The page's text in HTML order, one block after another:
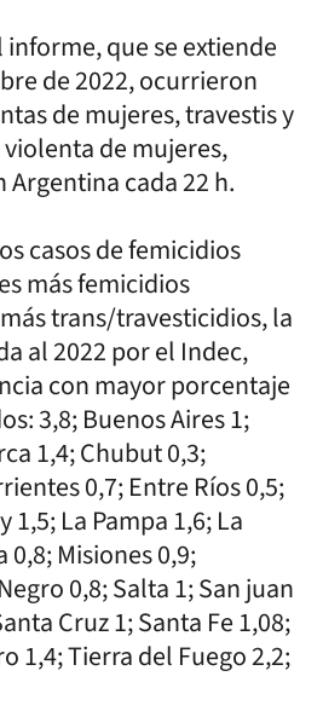
que se extiende
de 2022, ocurrieron
de mujeres, travestis y
de mujeres,
Argentina cada 22 h.
casos de femicidios
más femicidios
trans/travesticidios, la
al 2022 por el Indec,
con mayor porcentaje
3,8; Buenos Aires 1;
1,4; Chubut 0,3;
0,7; Entre Ríos 0,5;
1,5; La Pampa 1,6; La
0,8; Misiones 0,9;
0,8; Salta 1; San juan
Cruz 1; Santa Fe 1,08;
1,4; Tierra del Fuego 2,2;